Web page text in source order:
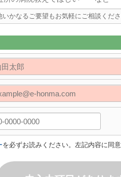
かなるご要望もお気軽にご相談くだ
を必ずお読みください。左記内容に同